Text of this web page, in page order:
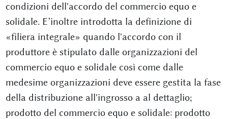
condizioni dell'accordo del commercio equo e
solidale. E’inoltre introdotta la definizione di
«filiera integrale» quando l'accordo con il
produttore è stipulato dalle organizzazioni del
commercio equo e solidale così come dalle
medesime organizzazioni deve essere gestita la fase
della distribuzione all'ingrosso a al dettaglio;
prodotto del commercio equo e solidale: prodotto